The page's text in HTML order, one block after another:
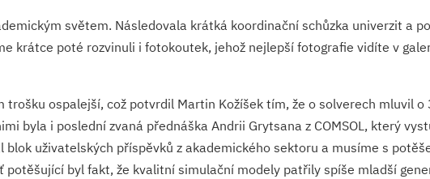
světem. Následovala krátká koordinační schůzka univerzit a
krátce poté rozvinuli i fotokoutek, jehož nejlepší fotografie vidíte v
ospalejší, což potvrdil Martin Kožíšek tím, že o solverech mluvil
byla i poslední zvaná přednáška Andrii Grytsana z COMSOL, který
uživatelských příspěvků z akademického sektoru a musíme s
byl fakt, že kvalitní simulační modely patřily spíše mladší